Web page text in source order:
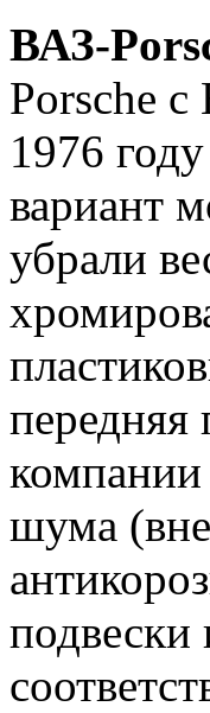
ВАЗ-
Porsche
1976
вариант
убрали
шума
подвески